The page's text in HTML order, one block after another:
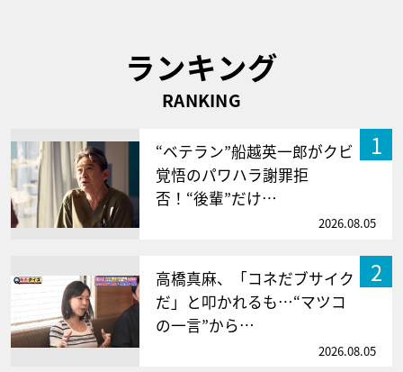
ランキング
RANKING
1
“ベテラン”船越英一郎がクビ
覚悟のパワハラ謝罪拒
否！“後輩”だけ…
2026.08.05
2
高橋真麻、「コネだブサイク
だ」と叩かれるも…“マツコ
の一言”から…
2026.08.05